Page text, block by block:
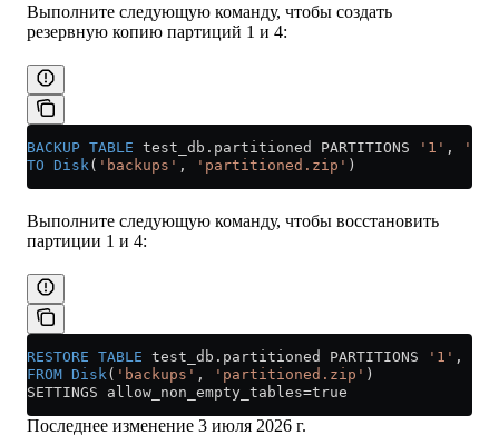
Выполните следующую команду, чтобы создать
резервную копию партиций 1 и 4:
BACKUP TABLE test_db . partitioned PARTITIONS '1' ,
'4'
TO Disk ( 'backups' , 'partitioned.zip' )
Выполните следующую команду, чтобы восстановить
партиции 1 и 4:
RESTORE TABLE test_db . partitioned PARTITIONS '1' ,
FROM Disk ( 'backups' , 'partitioned.zip' )
SETTINGS allow_non_empty_tables=true
Последнее изменение 3 июля 2026 г.